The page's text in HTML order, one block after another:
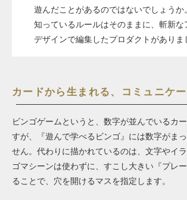
遊んだことがあるのではないでしょうか
知っているルールはそのままに、斬新な
デザインで編集したプロダクトがありま
カードから生まれる、コミュニケー
ビンゴゲームというと、数字が並んでいるカ
すが、『遊んで学べるビンゴ』には数字がま
せん。代わりに描かれているのは、文字やイ
ゴマシーンは使わずに、すこし大きい『プレ
ることで、穴を開けるマスを指定します。